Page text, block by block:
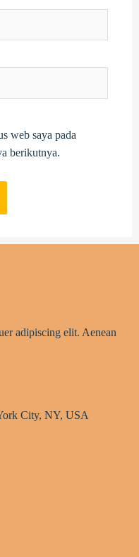
web saya pada
berikutnya.
adipiscing elit. Aenean
City, NY, USA